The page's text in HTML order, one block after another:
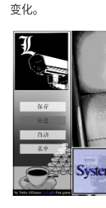
变化。